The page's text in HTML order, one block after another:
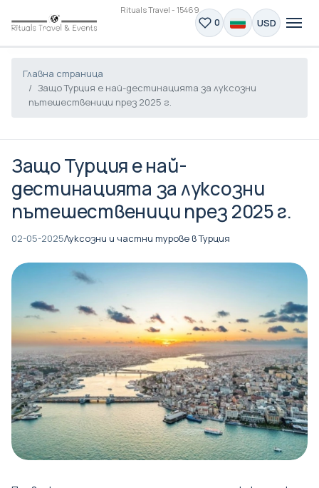
Rituals Travel - 15469
0 USD
Главна страница
Защо Турция е най-дестинацията за луксозни
пътешественици през 2025 г.
Защо Турция е най-
дестинацията за луксозни
пътешественици през 2025 г.
02-05-2025Луксозни и частни турове в Турция